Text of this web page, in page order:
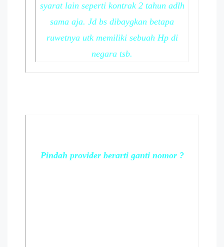
syarat lain seperti kontrak 2 tahun adlh
sama aja. Jd bs dibaygkan betapa
ruwetnya utk memiliki sebuah Hp di
negara tsb.
Pindah provider berarti ganti nomor ?